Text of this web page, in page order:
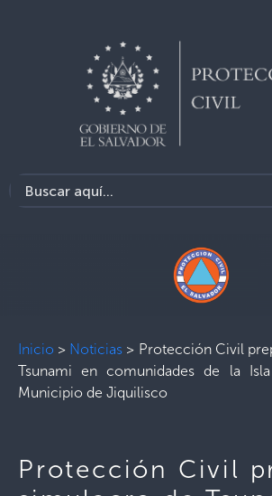
Inicio > Noticias > Protección Civil
Tsunami en comunidades de la
Municipio de Jiquilisco
Protección Civil